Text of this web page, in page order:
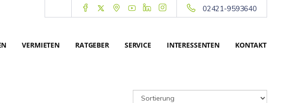
02421-9593640
VERMIETEN RATGEBER SERVICE INTERESSENTEN KONTAKT